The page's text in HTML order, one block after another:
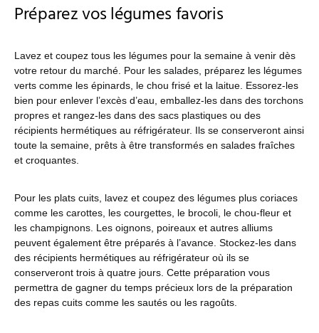
Préparez vos légumes favoris
Lavez et coupez tous les légumes pour la semaine à venir dès
votre retour du marché. Pour les salades, préparez les légumes
verts comme les épinards, le chou frisé et la laitue. Essorez-les
bien pour enlever l’excès d’eau, emballez-les dans des torchons
propres et rangez-les dans des sacs plastiques ou des
récipients hermétiques au réfrigérateur. Ils se conserveront ainsi
toute la semaine, prêts à être transformés en salades fraîches
et croquantes.
Pour les plats cuits, lavez et coupez des légumes plus coriaces
comme les carottes, les courgettes, le brocoli, le chou-fleur et
les champignons. Les oignons, poireaux et autres alliums
peuvent également être préparés à l’avance. Stockez-les dans
des récipients hermétiques au réfrigérateur où ils se
conserveront trois à quatre jours. Cette préparation vous
permettra de gagner du temps précieux lors de la préparation
des repas cuits comme les sautés ou les ragoûts.